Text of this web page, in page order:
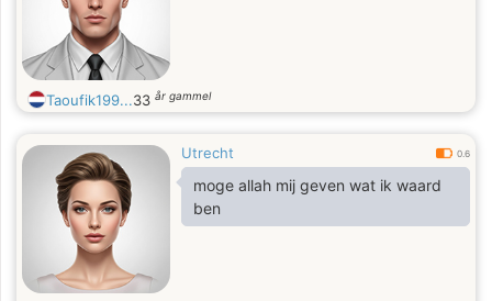
Taoufik199...33 år gammel
Utrecht 0.6
moge allah mij geven wat ik waard
ben